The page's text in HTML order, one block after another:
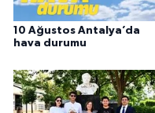
10 Ağustos Antalya’da
hava durumu